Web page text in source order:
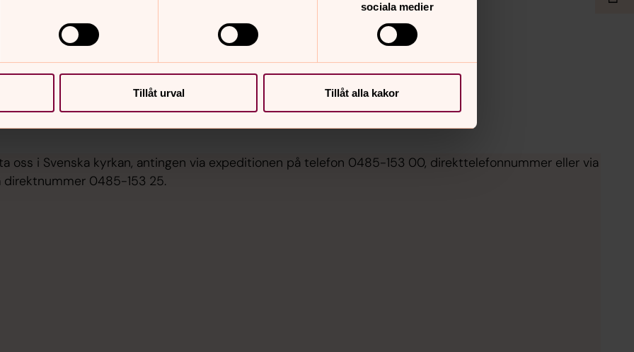
sociala medier
Tillåt urval Tillåt alla kakor
i Svenska kyrkan och posta eller
eller
fyll i formuläret här och skicka
oss i Svenska kyrkan, antingen via expeditionen på telefon 0485-153 00, direkttelefonnummer eller via
direktnummer 0485-153 25.